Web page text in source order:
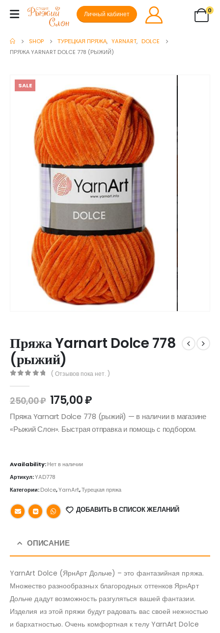
Личный кабинет
0
SHOP ТУРЕЦКАЯ ПРЯЖА, YARNART, DOLCE
ПРЯЖА YARNART DOLCE 778 (РЫЖИЙ)
SALE
Пряжа Yarnart Dolce 778
(рыжий)
( Отзывов пока нет. )
250,00₽ 175,00₽
Пряжа Yarnart Dolce 778 (рыжий) — в наличии в магазине
«Рыжий Слон». Быстрая отправка и помощь с подбором.
Availability:Нет в наличии
Артикул:YAD778
Категории:Dolce,YarnArt,Турецкая пряжа
ДОБАВИТЬ В СПИСОК ЖЕЛАНИЙ
ОПИСАНИЕ
YarnArt Dolce (ЯрнАрт Дольче) – это фантазийная пряжа.
Множество разнообразных благородных оттенков ЯрнАрт
Дольче дадут возможность разгуляться вашей фантазии.
Изделия из этой пряжи будут радовать вас своей нежностью
и бархатностью. Очень комфортная к телу YarnArt Dolce